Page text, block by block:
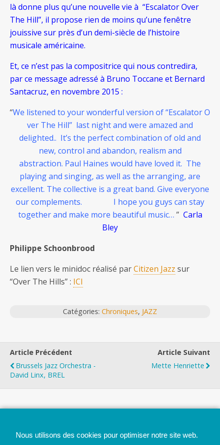
là donne plus qu’une nouvelle vie à “Escalator Over
The Hill”, il propose rien de moins qu’une fenêtre
jouissive sur près d’un demi-siècle de l’histoire
musicale américaine.
Et, ce n’est pas la compositrice qui nous contredira,
par ce message adressé à Bruno Toccane et Bernard
Santacruz, en novembre 2015 :
“We listened to your wonderful version of “E​scalator O​
ver ​The H​ill” last night and were amazed and
delighted.. It’s the perfect combination of old and
new, control and abandon, realism and
abstraction. Paul Haines would have loved it. The
playing and singing, as well as the arranging, are
excellent. The collective is a great band. Give everyone
our complements. I hope you guys can stay
together and make more beautiful music… ” Carla
Bley
Philippe Schoonbrood
Le lien vers le minidoc réalisé parCitizen Jazz sur
“Over The Hills” : ICI
Catégories: Chroniques, JAZZ
Article Précédent
Brussels Jazz Orchestra -
David Linx, BREL
Article Suivant
Mette Henriette
Nous utilisons des cookies pour optimiser notre site web.